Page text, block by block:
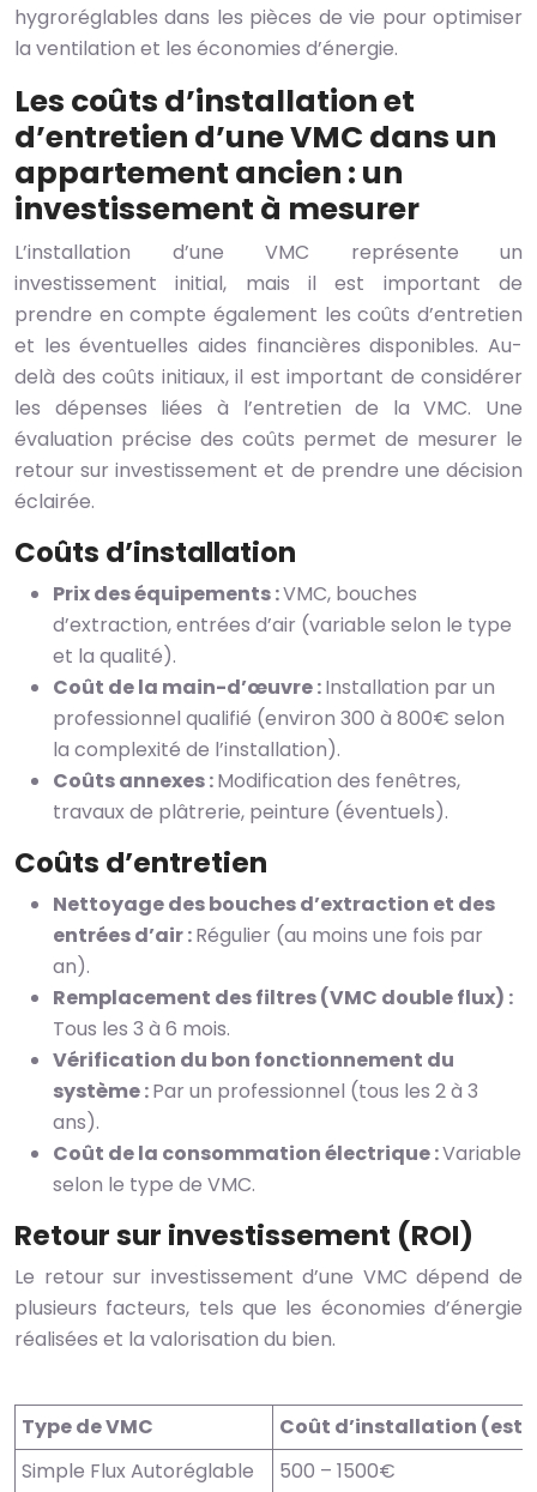
hygroréglables dans les pièces de vie pour optimiser
la ventilation et les économies d’énergie.
Les coûts d’installation et
d’entretien d’une VMC dans un
appartement ancien : un
investissement à mesurer
L’installation d’une VMC représente un
investissement initial, mais il est important de
prendre en compte également les coûts d’entretien
et les éventuelles aides financières disponibles. Au-
delà des coûts initiaux, il est important de considérer
les dépenses liées à l’entretien de la VMC. Une
évaluation précise des coûts permet de mesurer le
retour sur investissement et de prendre une décision
éclairée.
Coûts d’installation
Prix des équipements :VMC, bouches
d’extraction, entrées d’air (variable selon le type
et la qualité).
Coût de la main-d’œuvre :Installation par un
professionnel qualifié (environ 300 à 800€ selon
la complexité de l’installation).
Coûts annexes :Modification des fenêtres,
travaux de plâtrerie, peinture (éventuels).
Coûts d’entretien
Nettoyage des bouches d’extraction et des
entrées d’air :Régulier (au moins une fois par
an).
Remplacement des filtres (VMC double flux) :
Tous les 3 à 6 mois.
Vérification du bon fonctionnement du
système :Par un professionnel (tous les 2 à 3
ans).
Coût de la consommation électrique :Variable
selon le type de VMC.
Retour sur investissement (ROI)
Le retour sur investissement d’une VMC dépend de
plusieurs facteurs, tels que les économies d’énergie
réalisées et la valorisation du bien.
Type de VMC
Coût d’installation
Simple Flux Autoréglable
500 – 1500€